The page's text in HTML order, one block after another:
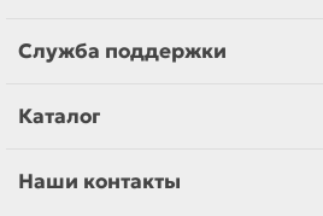
Служба поддержки
Каталог
Наши контакты